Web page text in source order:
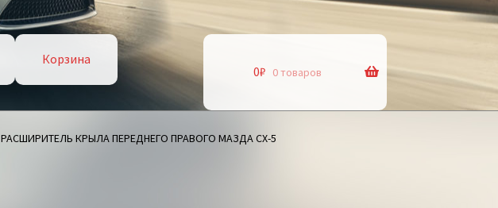
Корзина
0₽ 0 товаров
РАСШИРИТЕЛЬ КРЫЛА ПЕРЕДНЕГО ПРАВОГО МАЗДА СХ-5